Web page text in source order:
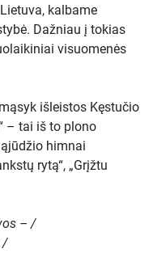
kalbame
Dažniau į tokias
visuomenės
išleistos Kęstučio
– tai iš to plono
himnai
rytą“, „Grįžtu
– /
/